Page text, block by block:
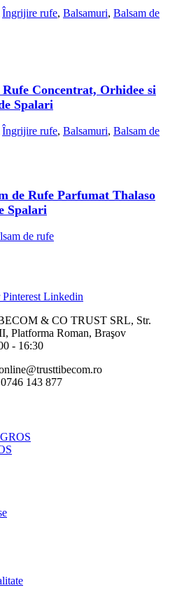
Îngrijire rufe, Balsamuri, Balsam de
Concentrat, Orhidee si
Spalari
Îngrijire rufe, Balsamuri, Balsam de
de Rufe Parfumat Thalaso
Spalari
de rufe
Pinterest Linkedin
& CO TRUST SRL, Str.
Platforma Roman, Braşov
- 16:30
143 877